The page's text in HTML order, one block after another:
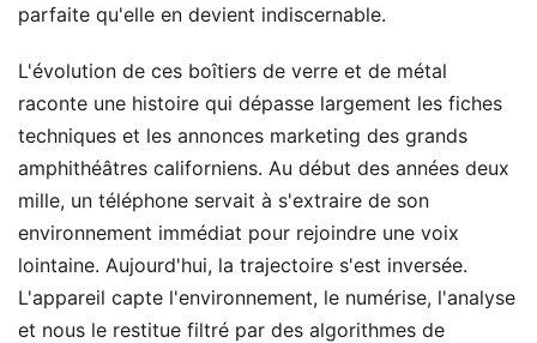
parfaite qu'elle en devient indiscernable.
L'évolution de ces boîtiers de verre et de métal
raconte une histoire qui dépasse largement les fiches
techniques et les annonces marketing des grands
amphithéâtres californiens. Au début des années deux
mille, un téléphone servait à s'extraire de son
environnement immédiat pour rejoindre une voix
lointaine. Aujourd'hui, la trajectoire s'est inversée.
L'appareil capte l'environnement, le numérise, l'analyse
et nous le restitue filtré par des algorithmes de